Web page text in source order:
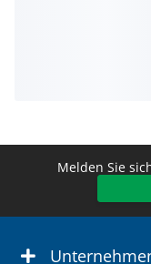
Melden Sie